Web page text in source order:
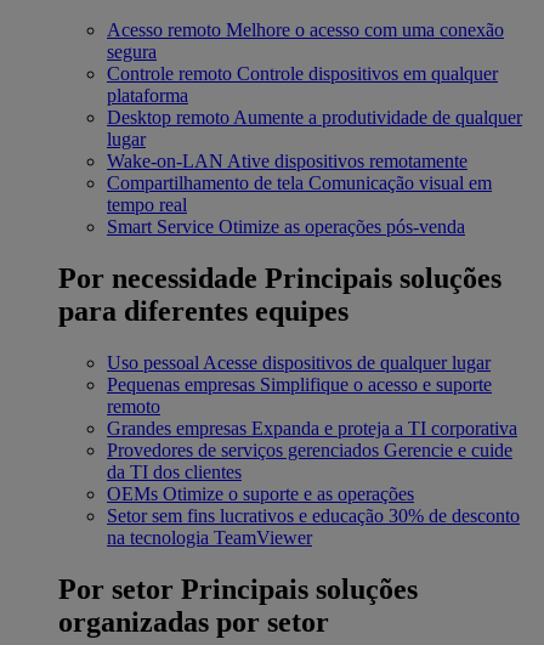
Acesso remoto Melhore o acesso com uma conexão
segura
Controle remoto Controle dispositivos em qualquer
plataforma
Desktop remoto Aumente a produtividade de qualquer
lugar
Wake-on-LAN Ative dispositivos remotamente
Compartilhamento de tela Comunicação visual em
tempo real
Smart Service Otimize as operações pós-venda
Por necessidade Principais soluções
para diferentes equipes
Uso pessoal Acesse dispositivos de qualquer lugar
Pequenas empresas Simplifique o acesso e suporte
remoto
Grandes empresas Expanda e proteja a TI corporativa
Provedores de serviços gerenciados Gerencie e cuide
da TI dos clientes
OEMs Otimize o suporte e as operações
Setor sem fins lucrativos e educação 30% de desconto
na tecnologia TeamViewer
Por setor Principais soluções
organizadas por setor